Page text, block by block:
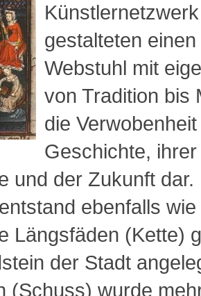
gestalteten
Webstuhl mit
von Tradition bis
die
Geschichte,
und der Zukunft dar.
ebenfalls wie
Längsfäden (Kette)
der Stadt
(Schuss) wurde